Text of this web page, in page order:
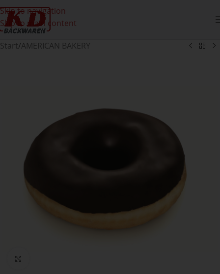
Skip to navigation
Skip to main content
Start/AMERICAN BAKERY